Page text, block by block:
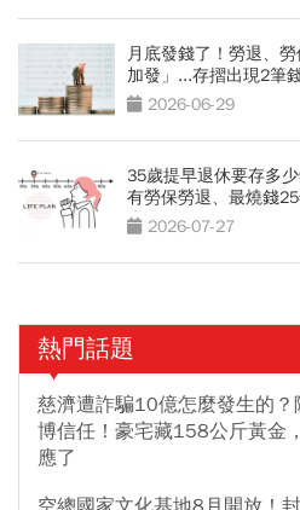
月底發錢了！勞退、
加發」...存摺出現2筆
2026-06-29
35歲提早退休要存多
有勞保勞退、最燒錢
光存款
2026-07-27
熱門話題
慈濟遭詐騙10億怎麼發生的
博信任！豪宅藏158公斤黃金
應了